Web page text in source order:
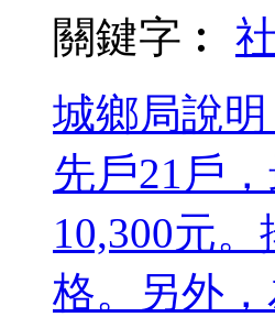
關鍵字︰
城鄉局說
先戶21戶
10,300元
格。另外